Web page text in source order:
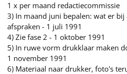
1 x per maand redactiecommissie
3) In maand juni bepalen: wat er
afspraken - 1 juli 1991
4) Zie fase 2 - 1 oktober 1991
5) In ruwe vorm drukklaar maken
1 november 1991
6) Materiaal naar drukker, foto's